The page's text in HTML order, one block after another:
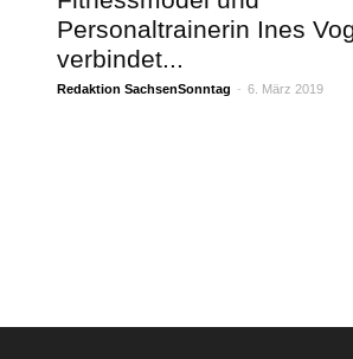
Personaltrainerin Ines
verbindet...
Redaktion SachsenSonntag - 6. März 2019